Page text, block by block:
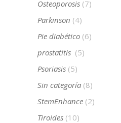
Osteoporosis (7)
Parkinson (4)
Pie diabético (6)
prostatitis (5)
Psoriasis (5)
Sin categoría (8)
StemEnhance (2)
Tiroides (10)